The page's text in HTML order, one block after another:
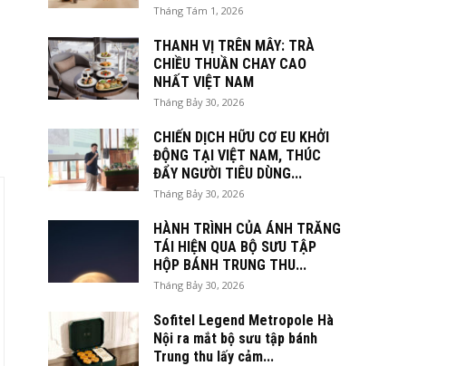
Tháng Tám 1, 2026
THANH VỊ TRÊN MÂY: TRÀ
CHIỀU THUẦN CHAY CAO
NHẤT VIỆT NAM
Tháng Bảy 30, 2026
CHIẾN DỊCH HỮU CƠ EU KHỞI
ĐỘNG TẠI VIỆT NAM, THÚC
ĐẨY NGƯỜI TIÊU DÙNG...
Tháng Bảy 30, 2026
HÀNH TRÌNH CỦA ÁNH TRĂNG
TÁI HIỆN QUA BỘ SƯU TẬP
HỘP BÁNH TRUNG THU...
Tháng Bảy 30, 2026
Sofitel Legend Metropole Hà
Nội ra mắt bộ sưu tập bánh
Trung thu lấy cảm...